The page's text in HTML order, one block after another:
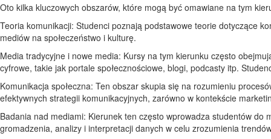
Oto kilka kluczowych obszarów, które mogą być omawiane na tym
Teoria komunikacji: Studenci poznają podstawowe teorie dotyczące
mediów na społeczeństwo i kulturę.
Media tradycyjne i nowe media: Kursy na tym kierunku często
cyfrowe, takie jak portale społecznościowe, blogi, podcasty itp.
Komunikacja społeczna: Ten obszar skupia się na rozumieniu
efektywnych strategii komunikacyjnych, zarówno w kontekście
Badania nad mediami: Kierunek ten często wprowadza studentów
gromadzenia, analizy i interpretacji danych w celu zrozumienia